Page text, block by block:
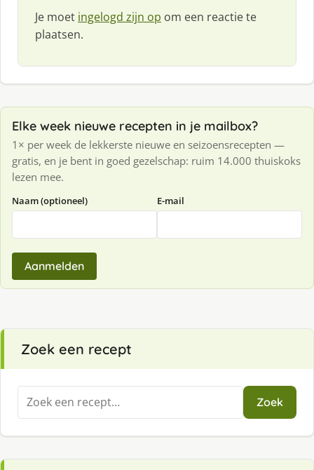
Je moet ingelogd zijn op om een reactie te
plaatsen.
Elke week nieuwe recepten in je mailbox?
1× per week de lekkerste nieuwe en seizoensrecepten —
gratis, en je bent in goed gezelschap: ruim 14.000 thuiskoks
lezen mee.
Naam (optioneel) E-mail
Aanmelden
Zoek een recept
Zoeken
naar:
Zoek